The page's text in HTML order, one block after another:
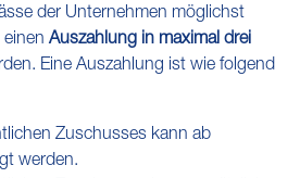
der Unternehmen möglichst
einenAuszahlung in maximal drei
Eine Auszahlung ist wie folgend
Zuschusses kann ab
werden.